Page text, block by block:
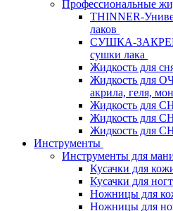
Профессиональные
THINNER-
лаков
СУШКА-
сушки лака
Жидкость для
Жидкость для
акрила, геля,
Жидкость для
Жидкость
Жидкость для
Инструменты
Инструменты для
Кусачки для
Кусачки для
Ножницы для
Ножницы для